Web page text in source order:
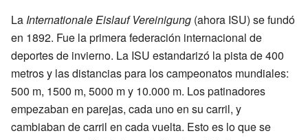
La Internationale Eislauf Vereinigung (ahora ISU) se fundó
en 1892. Fue la primera federación internacional de
deportes de invierno. La ISU estandarizó la pista de 400
metros y las distancias para los campeonatos mundiales:
500 m, 1500 m, 5000 m y 10.000 m. Los patinadores
empezaban en parejas, cada uno en su carril, y
cambiaban de carril en cada vuelta. Esto es lo que se